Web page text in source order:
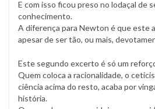
E com isso ficou preso no lodaçal de
conhecimento.
A diferença para Newton é que este
apesar de ser tão, ou mais,
Este segundo excerto é só um
Quem coloca a racionalidade, o
ciência acima do resto, acaba por
história.